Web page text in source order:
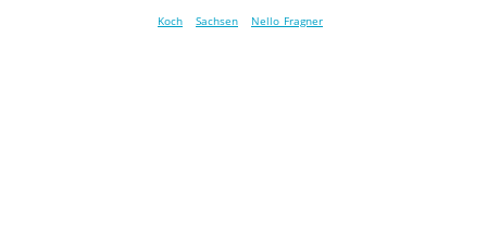
Koch Sachsen Nello Fragner